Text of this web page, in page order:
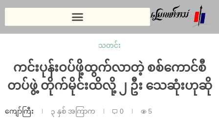
သတင်း
ကင်းပုန်းဝပ်ဖို့ထွက်လာတဲ့ စစ်ကောင်စီ
တပ်ဖွဲ့ တိုက်မိုင်းထိလို့ ၂ ဦး သေဆုံးဟုဆို
ကျော်ကြီး ၃ နှစ် အကြာက 0 5